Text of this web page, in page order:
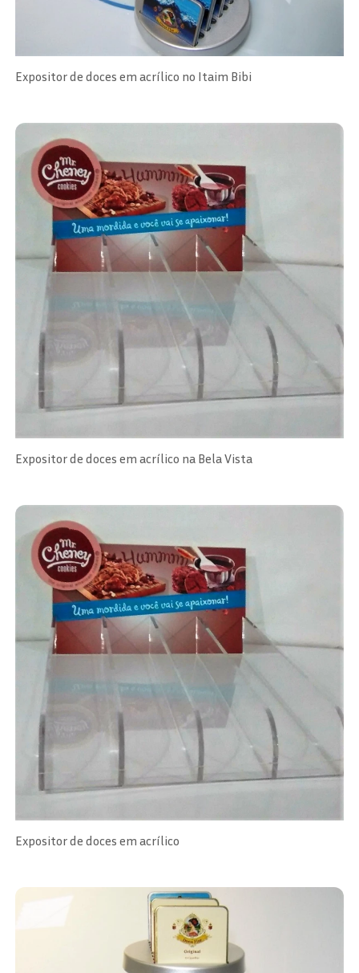
Expositor de doces em acrílico no Itaim Bibi
Expositor de doces em acrílico na Bela Vista
Expositor de doces em acrílico